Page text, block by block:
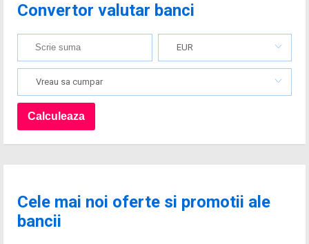
Convertor valutar banci
EUR
Vreau sa cumpar
Cele mai noi oferte si promotii ale
bancii